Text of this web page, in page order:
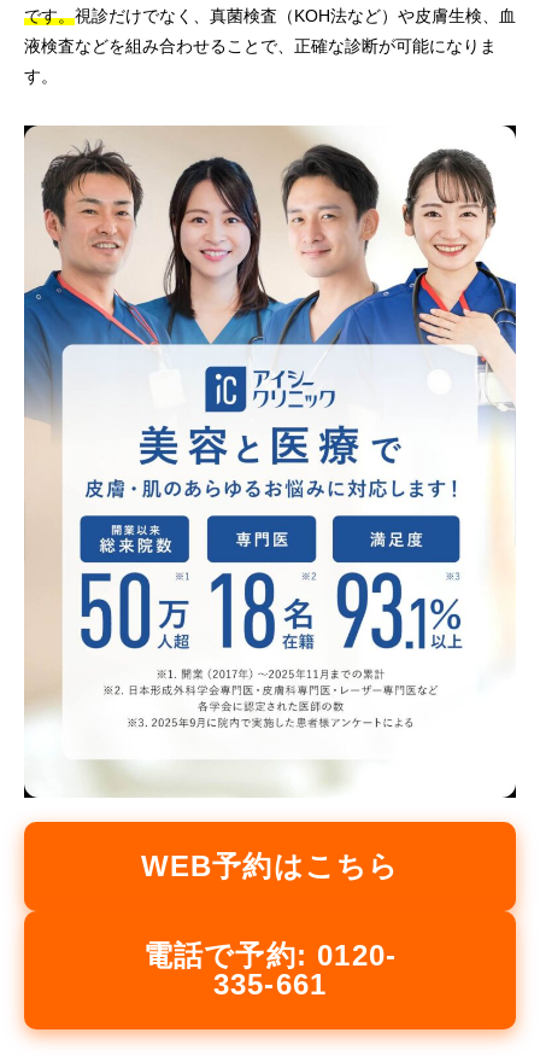
です。視診だけでなく、真菌検査（KOH法など）や皮膚生検、血
液検査などを組み合わせることで、正確な診断が可能になりま
す。
WEB予約はこちら
電話で予約: 0120-
335-661